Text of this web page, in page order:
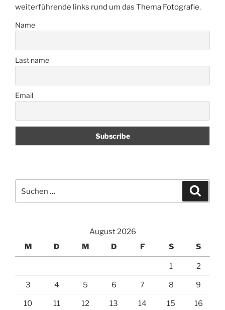
weiterführende links rund um das Thema Fotografie.
Name
Last name
Email
nach:
August 2026
M
D M D F S S
1 2
3 4 5 6 7 8 9
10 11 12 13 14 15 16